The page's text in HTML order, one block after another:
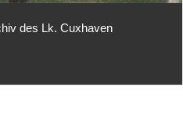
des Lk. Cuxhaven